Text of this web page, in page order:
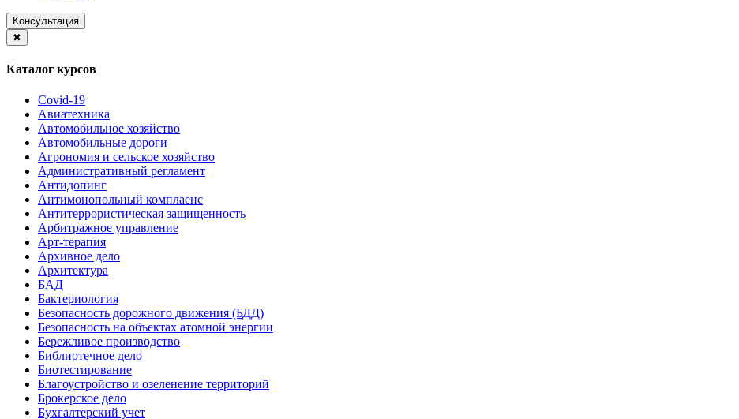
Консультация
✖
Каталог курсов
Covid-19
Авиатехника
Автомобильное хозяйство
Автомобильные дороги
Агрономия и сельское хозяйство
Административный регламент
Антидопинг
Антимонопольный комплаенс
Антитеррористическая защищенность
Арбитражное управление
Арт-терапия
Архивное дело
Архитектура
БАД
Бактериология
Безопасность дорожного движения (БДД)
Безопасность на объектах атомной энергии
Бережливое производство
Библиотечное дело
Биотестирование
Благоустройство и озеленение территорий
Брокерское дело
Бухгалтерский учет